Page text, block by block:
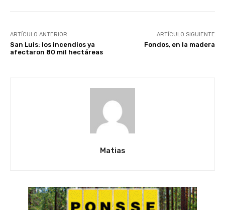
ARTÍCULO ANTERIOR
San Luis: los incendios ya
afectaron 80 mil hectáreas
ARTÍCULO SIGUIENTE
Fondos, en la madera
Matias